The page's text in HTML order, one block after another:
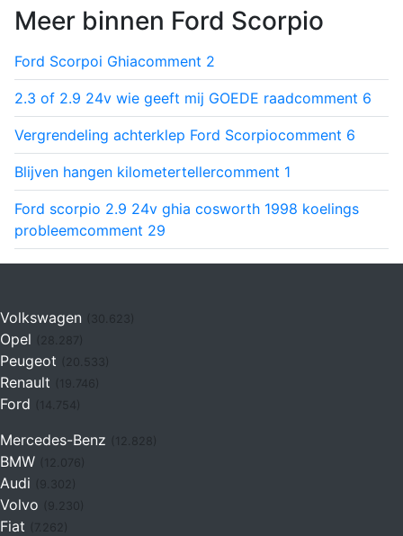
Meer binnen Ford Scorpio
Ford Scorpoi Ghiacomment 2
2.3 of 2.9 24v wie geeft mij GOEDE raadcomment 6
Vergrendeling achterklep Ford Scorpiocomment 6
Blijven hangen kilometertellercomment 1
Ford scorpio 2.9 24v ghia cosworth 1998 koelings
probleemcomment 29
Volkswagen (30.623)
Opel
Peugeot
Renault (19.746)
Ford (14.754)
Mercedes-Benz
BMW (12.076)
Audi
Volvo
Fiat (7.262)